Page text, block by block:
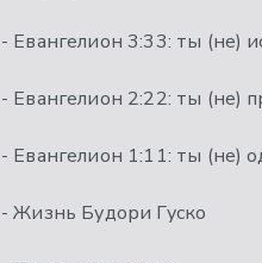
- Евангелион 3:33: ты (не)
- Евангелион 2:22: ты (не)
- Евангелион 1:11: ты (не)
- Жизнь Будори Гуско